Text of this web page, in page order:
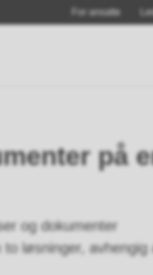
For ansatte
på
og dokumenter
løsninger, avhengig